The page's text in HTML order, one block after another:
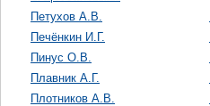
Петухов А.В.
Печёнкин И.Г.
Пинус О.В.
Плавник А.Г.
Плотников А.В.